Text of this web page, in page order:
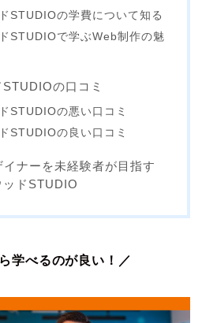
STUDIOの学費について知る
STUDIOで学ぶWeb制作の魅
の口コミ
STUDIOの悪い口コミ
STUDIOの良い口コミ
ナーを未経験者が目指す
ッドSTUDIO
学べるのが良い！／